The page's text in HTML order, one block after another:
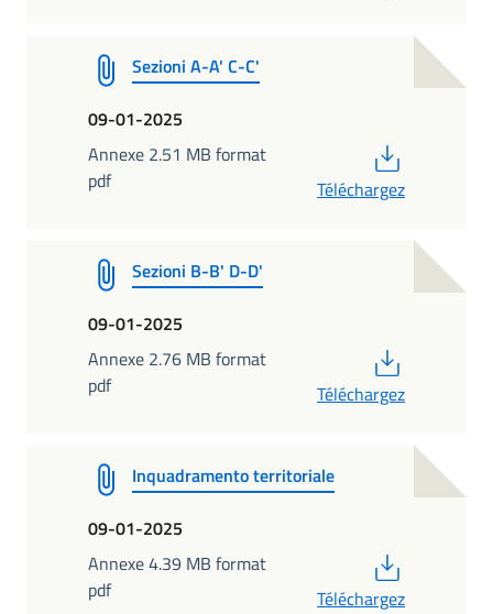
Sezioni A-A' C-C'
09-01-2025
Annexe 2.51 MB format
pdf
Téléchargez
Sezioni B-B' D-D'
09-01-2025
Annexe 2.76 MB format
pdf
Téléchargez
Inquadramento territoriale
09-01-2025
Annexe 4.39 MB format
pdf
Téléchargez